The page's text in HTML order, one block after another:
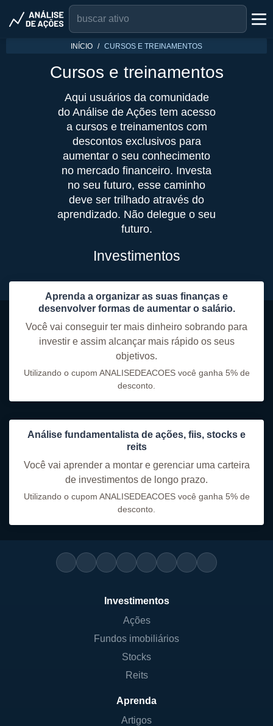
INÍCIO CURSOS E TREINAMENTOS
Cursos e treinamentos
Aqui usuários da comunidade
do Análise de Ações tem acesso
a cursos e treinamentos com
descontos exclusivos para
aumentar o seu conhecimento
no mercado financeiro. Investa
no seu futuro, esse caminho
deve ser trilhado através do
aprendizado. Não delegue o seu
futuro.
Investimentos
Aprenda a organizar as suas finanças e
desenvolver formas de aumentar o salário.
Você vai conseguir ter mais dinheiro sobrando para
investir e assim alcançar mais rápido os seus
objetivos.
Utilizando o cupom ANALISEDEACOES você ganha 5% de
desconto.
Análise fundamentalista de ações, fiis, stocks e
reits
Você vai aprender a montar e gerenciar uma carteira
de investimentos de longo prazo.
Utilizando o cupom ANALISEDEACOES você ganha 5% de
desconto.
Investimentos
Ações
Fundos imobiliários
Stocks
Reits
Aprenda
Artigos